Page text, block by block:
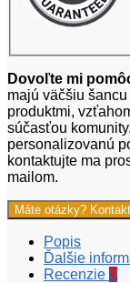
Dovoľte mi
majú väčšiu
produktmi,
súčasťou
personalizovanú
kontaktujte ma
mailom.
Máte otázky?
Popis
Ďalšie
Recenzie 0